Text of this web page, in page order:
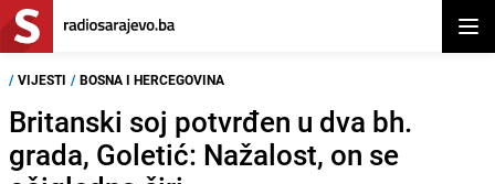
/ VIJESTI / BOSNA I HERCEGOVINA
Britanski soj potvrđen u dva bh.
grada, Goletić: Nažalost, on se